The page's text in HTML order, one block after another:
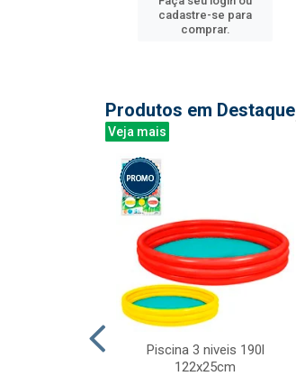
cadastre-se para
comprar.
Produtos em Destaque
Veja mais
Piscina 3 niveis 190l
122x25cm